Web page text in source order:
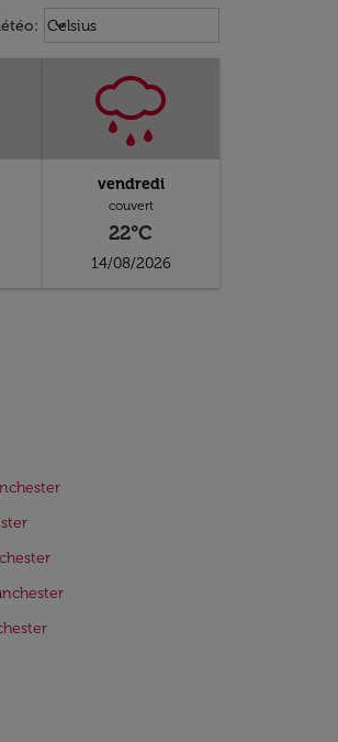
: Weather unit option Celsius
Celsius
keyboard_arrow_down
vendredi
couvert
22°C
14/08/2026